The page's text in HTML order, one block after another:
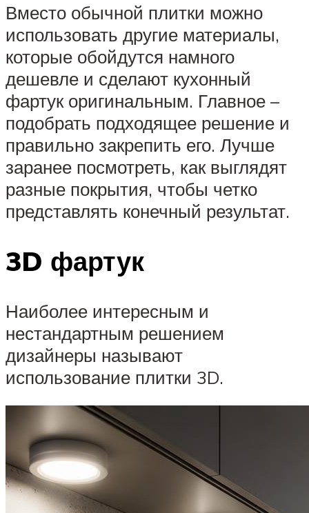
Вместо обычной плитки можно
использовать другие материалы,
которые обойдутся намного
дешевле и сделают кухонный
фартук оригинальным. Главное –
подобрать подходящее решение и
правильно закрепить его. Лучше
заранее посмотреть, как выглядят
разные покрытия, чтобы четко
представлять конечный результат.
3D фартук
Наиболее интересным и
нестандартным решением
дизайнеры называют
использование плитки 3D.